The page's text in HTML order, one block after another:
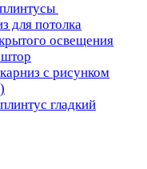
для потолка
освещения
с рисунком
гладкий